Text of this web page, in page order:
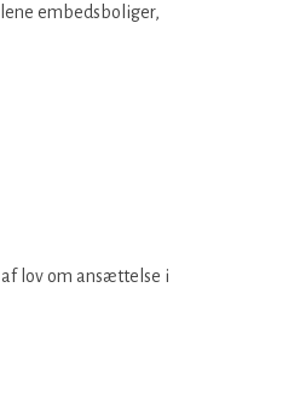
embedsboliger,
lov om ansættelse i